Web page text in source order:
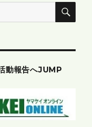
検
動報告へJUMP